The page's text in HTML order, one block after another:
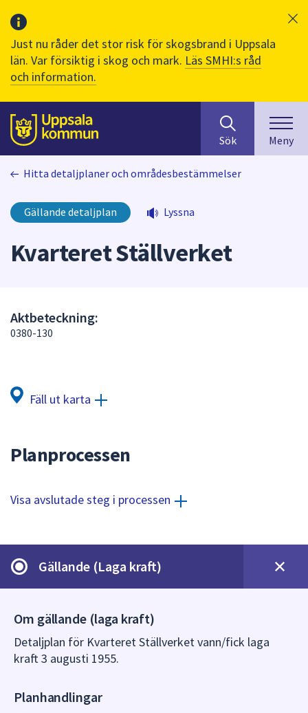
Just nu råder det stor risk för skogsbrand i Uppsala
län. Var försiktig i skog och mark. Läs SMHI:s råd
och information.
Till sidans
huvudinnehåll
efter
innehåll
på
webbplatsen.
skriva
i
något
Sök Meny
Hitta detaljplaner och områdesbestämmelser
Gällande detaljplan Lyssna
Kvarteret Ställverket
Aktbeteckning:
0380-130
Fäll ut karta
Planprocessen
Visa avslutade steg i processen
Gällande (Laga kraft)
Om gällande (laga kraft)
Detaljplan för Kvarteret Ställverket vann/fick laga
kraft 3 augusti 1955.
Planhandlingar